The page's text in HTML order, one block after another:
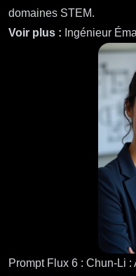
domaines STEM.
Voir plus : Ingénieur
Prompt Flux 6 : Chun-Li